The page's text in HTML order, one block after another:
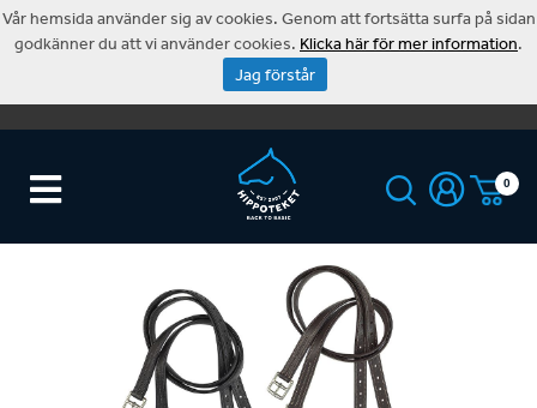
0
Vår hemsida använder sig av cookies. Genom att fortsätta surfa på sidan
godkänner du att vi använder cookies. Klicka här för mer information.
Jag förstår